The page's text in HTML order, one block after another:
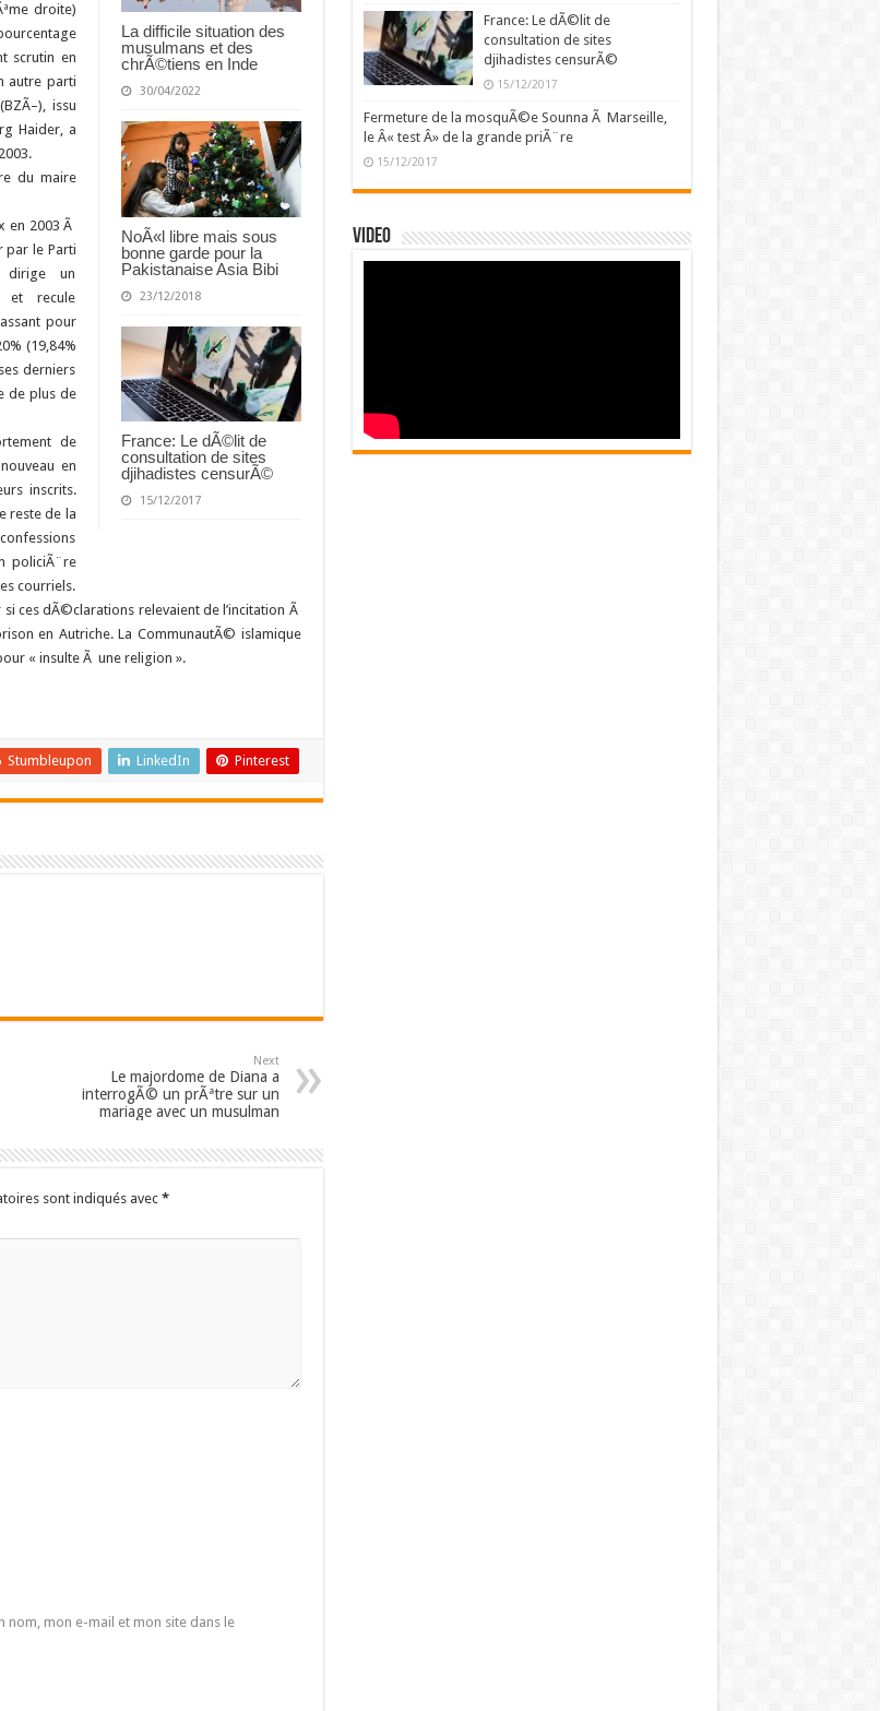
La difficile situation des
musulmans et des
chrÃ©tiens en Inde
30/04/2022
NoÃ«l libre mais sous
bonne garde pour la
Pakistanaise Asia Bibi
23/12/2018
France: Le dÃ©lit de
consultation de sites
djihadistes censurÃ©
15/12/2017
droite)
scrutin en
autre parti
issu
Haider, a
du maire
en 2003 Ã
par le Parti
dirige un
et recule
pour
(19,84%
derniers
de plus de
de
en
inscrits.
reste de la
policiÃ¨re
courriels.
ces dÃ©clarations relevaient de l’incitation Ã
en Autriche. La CommunautÃ© islamique
« insulte Ã une religion ».
Stumbleupon LinkedIn Pinterest
Next
Le majordome de Diana a
interrogÃ© un prÃªtre sur un
mariage avec un musulman
sont indiqués avec *
nom, mon e-mail et mon site dans le
France: Le dÃ©lit de
consultation de sites
djihadistes censurÃ©
15/12/2017
Fermeture de la mosquÃ©e Sounna Ã Marseille,
le Â« test Â» de la grande priÃ¨re
15/12/2017
Video